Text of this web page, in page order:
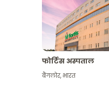
फोर्टिस अस्पताल
बैंगलोर,भारत